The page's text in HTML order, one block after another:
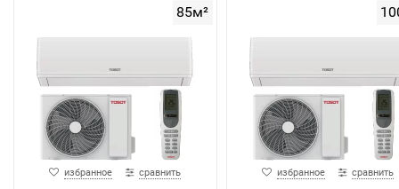
85м²
избранное сравнить избранное сравнить